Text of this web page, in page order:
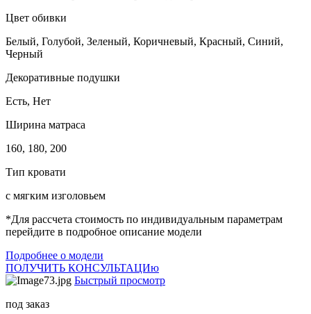
Цвет обивки
Белый, Голубой, Зеленый, Коричневый, Красный, Синий,
Черный
Декоративные подушки
Есть, Нет
Ширина матраса
160, 180, 200
Тип кровати
с мягким изголовьем
*Для рассчета стоимость по индивидуальным параметрам
перейдите в подробное описание модели
Подробнее о модели
ПОЛУЧИТЬ КОНСУЛЬТАЦИю
Быстрый просмотр
под заказ